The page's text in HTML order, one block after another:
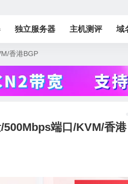
独立服务器 主机测评 域
香港BGP
端口/KVM/香港